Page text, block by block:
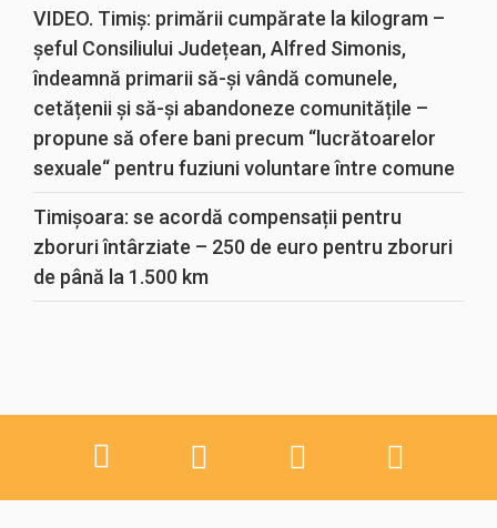
VIDEO. Timiș: primării cumpărate la kilogram –
șeful Consiliului Județean, Alfred Simonis,
îndeamnă primarii să-și vândă comunele,
cetățenii și să-și abandoneze comunitățile –
propune să ofere bani precum “lucrătoarelor
sexuale“ pentru fuziuni voluntare între comune
Timișoara: se acordă compensații pentru
zboruri întârziate – 250 de euro pentru zboruri
de până la 1.500 km